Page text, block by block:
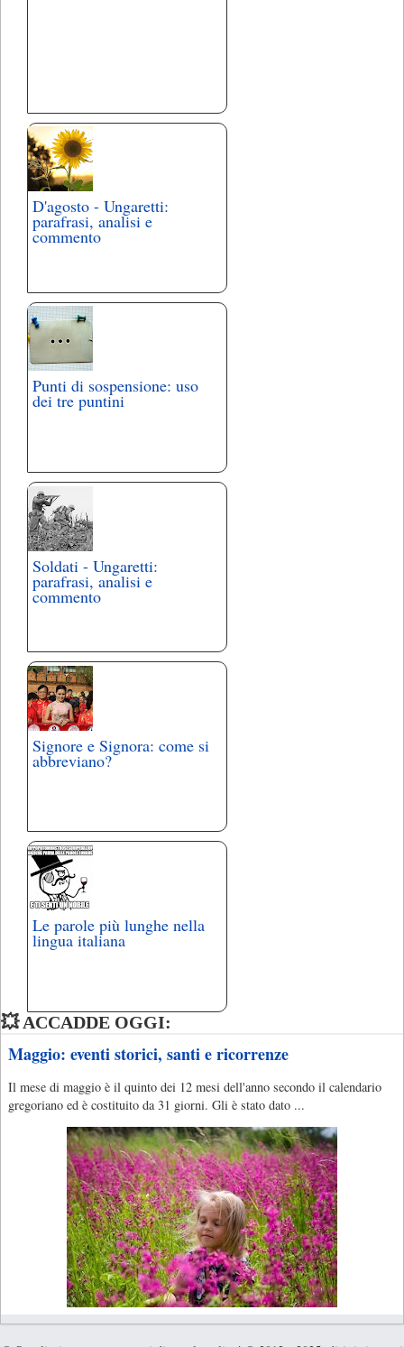
D'agosto - Ungaretti:
parafrasi, analisi e
commento
Punti di sospensione: uso
dei tre puntini
Soldati - Ungaretti:
parafrasi, analisi e
commento
Signore e Signora: come si
abbreviano?
Le parole più lunghe nella
lingua italiana
💥 ACCADDE OGGI:
Maggio: eventi storici, santi e ricorrenze
Il mese di maggio è il quinto dei 12 mesi dell'anno secondo il calendario
gregoriano ed è costituito da 31 giorni. Gli è stato dato ...